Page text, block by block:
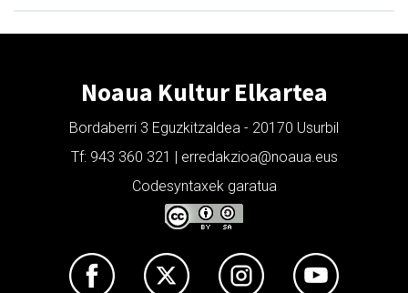
Noaua Kultur Elkartea
Bordaberri 3 Eguzkitzaldea - 20170 Usurbil
Tf: 943 360 321 | erredakzioa@noaua.eus
Codesyntaxek garatua